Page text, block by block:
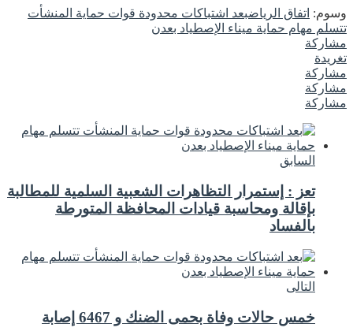
وسوم: اتفاق الرياضبعد اشتباكات محدودة قوات حماية المنشأت
تتسلم مهام حماية ميناء الإصطياد بعدن
مشاركة
تغريدة
مشاركة
مشاركة
مشاركة
السابق
تعز : إستمرار التظاهرات الشعبية السلمية للمطالبة
بإقالة ومحاسبة قيادات المحافظة المتورطة
بالفساد
التالى
خمس حالات وفاة بحمى الضنك و 6467 إصابة